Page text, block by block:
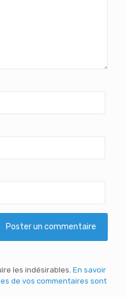
les indésirables. En savoir
de vos commentaires sont